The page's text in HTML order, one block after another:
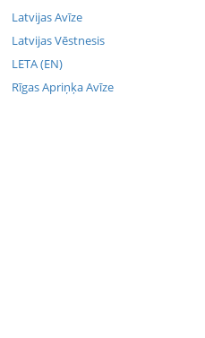
Latvijas Avīze
Latvijas Vēstnesis
LETA (EN)
Rīgas Apriņķa Avīze